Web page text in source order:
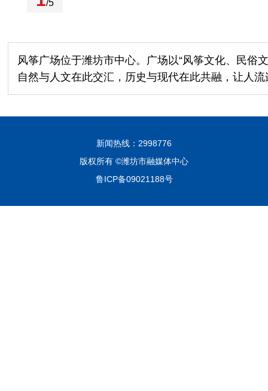
/5
风筝广场位于潍坊市中心。广场以“风筝文化、民俗
自然与人文在此交汇，历史与现代在此共融，让人
新闻热线：2998776
版权所有 ©潍坊市融媒体中心
鲁ICP备09021188号